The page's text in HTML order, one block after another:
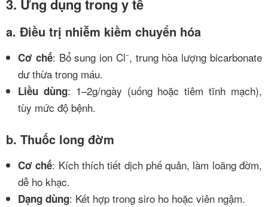
3. Ứng dụng trong y tế
a. Điều trị nhiễm kiềm chuyển hóa
Cơ chế: Bổ sung ion Cl⁻, trung hòa lượng bicarbonate
dư thừa trong máu.
Liều dùng: 1–2g/ngày (uống hoặc tiêm tĩnh mạch),
tùy mức độ bệnh.
b. Thuốc long đờm
Cơ chế: Kích thích tiết dịch phế quản, làm loãng đờm,
dễ ho khạc.
Dạng dùng: Kết hợp trong siro ho hoặc viên ngậm.